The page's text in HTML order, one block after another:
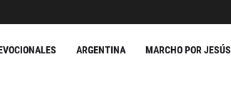
ARGENTINA MARCHO POR JESÚS